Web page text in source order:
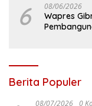
6 08/06/2026
Wapres
Berita Populer
08/07/2026 0